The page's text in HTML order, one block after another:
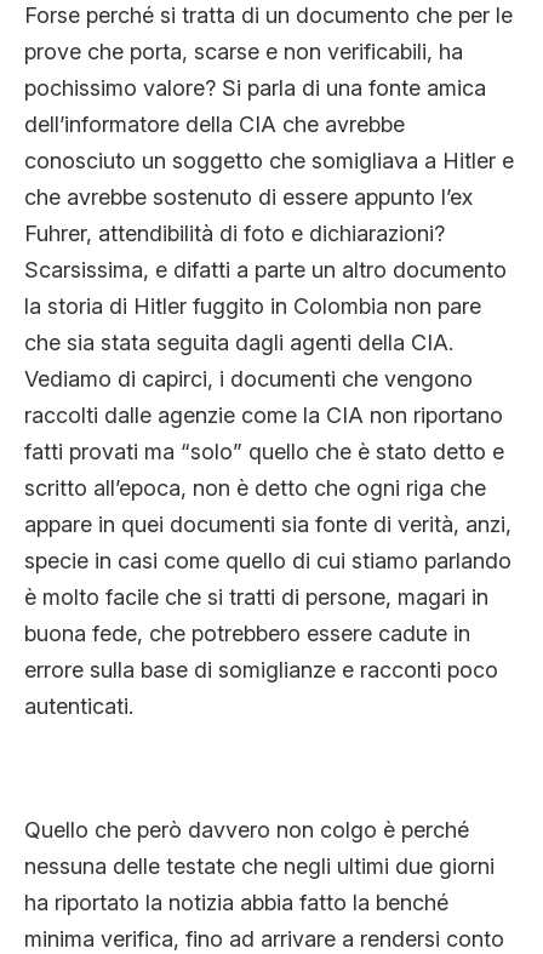
Forse perché si tratta di un documento che per le
prove che porta, scarse e non verificabili, ha
pochissimo valore? Si parla di una fonte amica
dell’informatore della CIA che avrebbe
conosciuto un soggetto che somigliava a Hitler e
che avrebbe sostenuto di essere appunto l’ex
Fuhrer, attendibilità di foto e dichiarazioni?
Scarsissima, e difatti a parte un altro documento
la storia di Hitler fuggito in Colombia non pare
che sia stata seguita dagli agenti della CIA.
Vediamo di capirci, i documenti che vengono
raccolti dalle agenzie come la CIA non riportano
fatti provati ma “solo” quello che è stato detto e
scritto all’epoca, non è detto che ogni riga che
appare in quei documenti sia fonte di verità, anzi,
specie in casi come quello di cui stiamo parlando
è molto facile che si tratti di persone, magari in
buona fede, che potrebbero essere cadute in
errore sulla base di somiglianze e racconti poco
autenticati.
Quello che però davvero non colgo è perché
nessuna delle testate che negli ultimi due giorni
ha riportato la notizia abbia fatto la benché
minima verifica, fino ad arrivare a rendersi conto